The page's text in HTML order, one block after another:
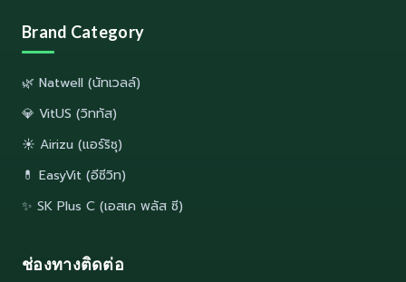
Brand Category
🌿 Natwell (นัทเวลล์)
💎 VitUS (วิททัส)
☀️ Airizu (แอร์ริซุ)
💊 EasyVit (อีซีวิท)
✨ SK Plus C (เอสเค พลัส ซี)
ช่องทางติดต่อ